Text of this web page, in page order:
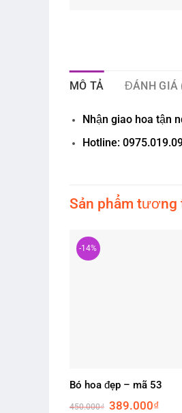
MÔ TẢ ĐÁNH GIÁ
Nhận giao hoa tận
Hotline:
Sản phẩm tương
-14%
Bó hoa đẹp – mã 53
450.000₫ Original
389.000₫